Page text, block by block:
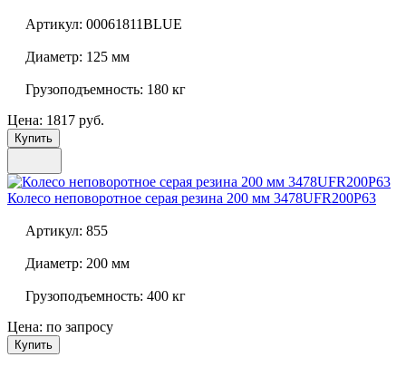
Артикул: 00061811BLUE
Диаметр: 125 мм
Грузоподъемность: 180 кг
Цена: 1817 руб.
Купить
Колесо неповоротное серая резина 200 мм 3478UFR200P63
Артикул: 855
Диаметр: 200 мм
Грузоподъемность: 400 кг
Цена: по запросу
Купить